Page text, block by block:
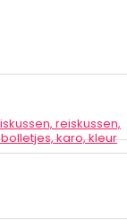
reiskussen,
karo, kleur